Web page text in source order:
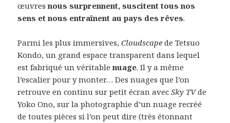
œuvresnous surprennent, suscitent tous nos
sens et nous entraînent au pays des rêves.
Parmi les plus immersives,Cloudscape de Tetsuo
Kondo, un grand espace transparent dans lequel
est fabriqué un véritablenuage. Il y a même
l’escalier pour y monter… Des nuages que l’on
retrouve en continu sur petit écran avecSky TVde
Yoko Ono, sur la photographie d’un nuage recréé
de toutes pièces si l’on peut dire (très étonnant